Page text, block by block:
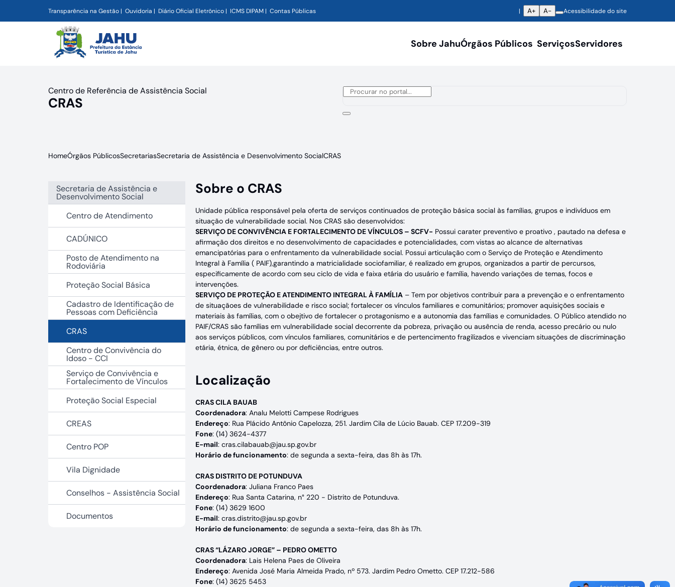
Transparência na Gestão Ouvidoria Diário Oficial Eletrônico ICMS DIPAM Contas Públicas A+ A- Acessibilidade do site
Sobre JahuÓrgãos Públicos ServiçosServidores
Centro de Referência de Assistência Social
CRAS
HomeÓrgãos PúblicosSecretariasSecretaria de Assistência e Desenvolvimento SocialCRAS
Secretaria de Assistência e
Desenvolvimento Social
Centro de Atendimento
CADÚNICO
Posto de Atendimento na
Rodoviária
Proteção Social Básica
Cadastro de Identificação de
Pessoas com Deficiência
CRAS
Centro de Convivência do
Idoso - CCI
Serviço de Convivência e
Fortalecimento de Vínculos
Proteção Social Especial
CREAS
Centro POP
Vila Dignidade
Conselhos - Assistência Social
Documentos
Sobre o CRAS
Unidade pública responsável pela oferta de serviços continuados de proteção básica social às famílias, grupos e indivíduos em
situação de vulnerabilidade social. Nos CRAS são desenvolvidos:
SERVIÇO DE CONVIVÊNCIA E FORTALECIMENTO DE VÍNCULOS – SCFV- Possui carater preventivo e proativo , pautado na defesa e
afirmação dos direitos e no desenvolvimento de capacidades e potencialidades, com vistas ao alcance de alternativas
emancipatórias para o enfrentamento da vulnerabilidade social. Possui articulação com o Serviço de Proteção e Atendimento
Integral à Família ( PAIF),garantindo a matricialidade sociofamiliar, é realizado em grupos, organizados a partir de percursos,
especificamente de acordo com seu ciclo de vida e faixa etária do usuário e família, havendo variações de temas, focos e
intervenções.
SERVIÇO DE PROTEÇÃO E ATENDIMENTO INTEGRAL À FAMÍLIA– Tem por objetivos contribuir para a prevenção e o enfrentamento
de situaçãoes de vulnerabilidade e risco social; fortalecer os vínculos familiares e comunitários; promover aquisições sociais e
materiais às famílias, com o obejtivo de fortalecer o protagonismo e a autonomia das famílias e comunidades. O Público atendido no
PAIF/CRAS são famílias em vulnerabilidade social decorrente da pobreza, privação ou ausência de renda, acesso precário ou nulo
aos serviços públicos, com vínculos familiares, comunitários e de pertencimento fragilizados e vivenciam situações de discriminação
etária, étnica, de gênero ou por deficiências, entre outros.
Localização
CRAS CILA BAUAB
Coordenadora: Analu Melotti Campese Rodrigues
Endereço: Rua Plácido Antônio Capelozza, 251. Jardim Cila de Lúcio Bauab. CEP 17.209-319
Fone: (14) 3624-4377
E-mail: cras.cilabauab@jau.sp.gov.br
Horário de funcionamento: de segunda a sexta-feira, das 8h às 17h.
CRAS DISTRITO DE POTUNDUVA
Coordenadora: Juliana Franco Paes
Endereço: Rua Santa Catarina, n° 220 - Distrito de Potunduva.
Fone: (14) 3629 1600
E-mail: cras.distrito@jau.sp.gov.br
Horário de funcionamento: de segunda a sexta-feira, das 8h às 17h.
CRAS “LÁZARO JORGE” – PEDRO OMETTO
Coordenadora: Lais Helena Paes de Oliveira
Endereço: Avenida José Maria Almeida Prado, nº 573. Jardim Pedro Ometto. CEP 17.212-586
Fone: (14) 3625 5453